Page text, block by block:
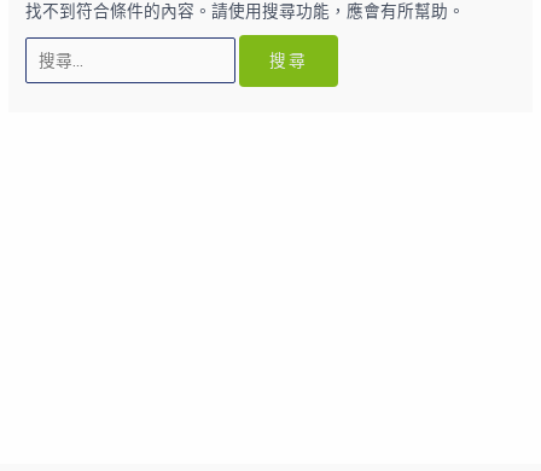
找不到符合條件的內容。請使用搜尋功能，應會有所幫助。